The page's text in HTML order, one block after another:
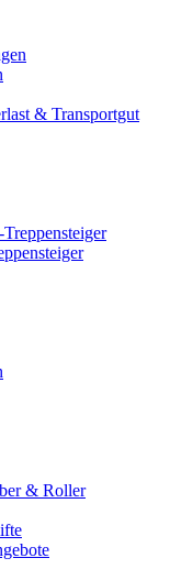
& Transportgut
& Roller